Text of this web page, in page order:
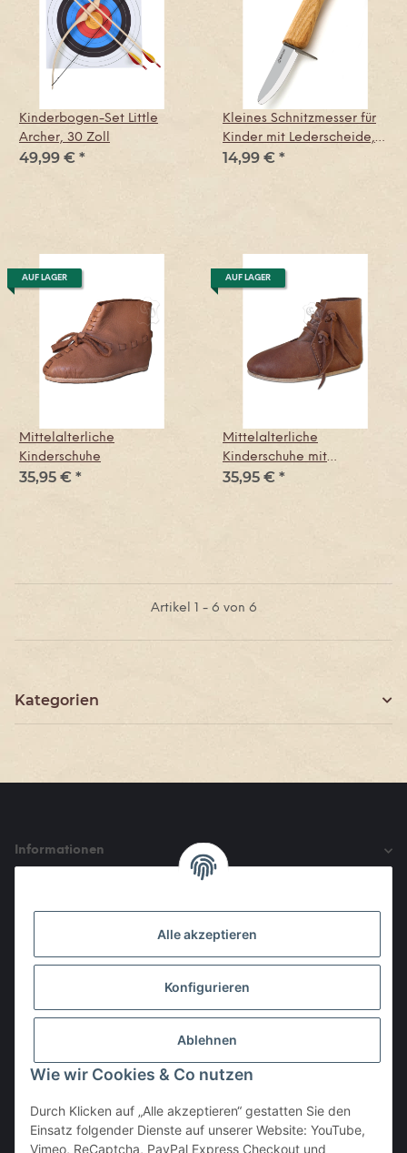
Kinderbogen-Set Little
Archer, 30 Zoll
49,99 € *
Kleines Schnitzmesser für
Kinder mit Lederscheide,
Beavercraft
14,99 € *
AUF LAGER
Mittelalterliche
Kinderschuhe
35,95 € *
AUF LAGER
Mittelalterliche
Kinderschuhe mit
Schnürverschluss
35,95 € *
Artikel 1 - 6 von 6
Kategorien
Informationen
Vertrag widerrufen
Alle akzeptieren
Konfigurieren
Ablehnen
Wie wir Cookies & Co nutzen
Durch Klicken auf „Alle akzeptieren“ gestatten Sie den
Einsatz folgender Dienste auf unserer Website: YouTube,
Vimeo, ReCaptcha, PayPal Express Checkout und